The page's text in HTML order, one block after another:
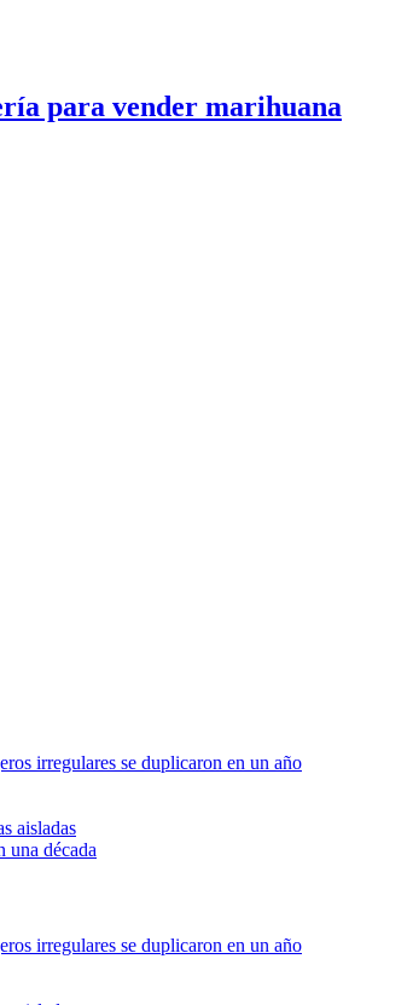
para vender marihuana
irregulares se duplicaron en un año
aisladas
una década
irregulares se duplicaron en un año